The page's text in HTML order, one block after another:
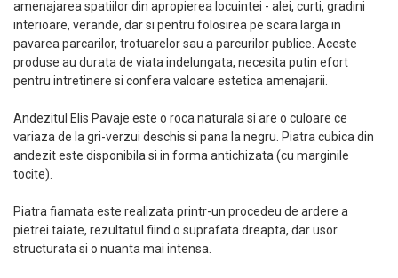
amenajarea spatiilor din apropierea locuintei - alei, curti, gradini
interioare, verande, dar si pentru folosirea pe scara larga in
pavarea parcarilor, trotuarelor sau a parcurilor publice. Aceste
produse au durata de viata indelungata, necesita putin efort
pentru intretinere si confera valoare estetica amenajarii.
Andezitul Elis Pavaje este o roca naturala si are o culoare ce
variaza de la gri-verzui deschis si pana la negru. Piatra cubica din
andezit este disponibila si in forma antichizata (cu marginile
tocite).
Piatra fiamata este realizata printr-un procedeu de ardere a
pietrei taiate, rezultatul fiind o suprafata dreapta, dar usor
structurata si o nuanta mai intensa.